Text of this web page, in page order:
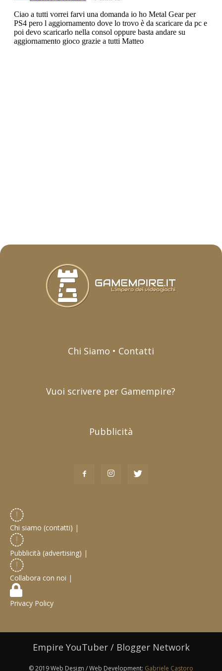
Chi Siamo • Contatti
Vuoi scrivere per Gamempire?
Pubblicità
Chi siamo (contatti) |
Pubblicità (advertising) |
Collabora con noi |
Privacy Policy
Empire YouTuber / Blogger Network
© 2019 Web Design / Web Development: Gabriele Castoro